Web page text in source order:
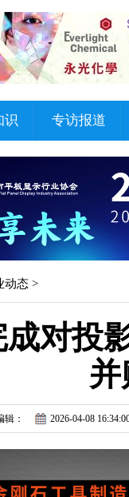
识 专访报道
动态 >
对投
并
辑： 2026-04-08